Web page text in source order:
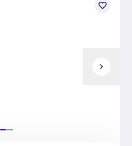
chevron_right
favorite_border